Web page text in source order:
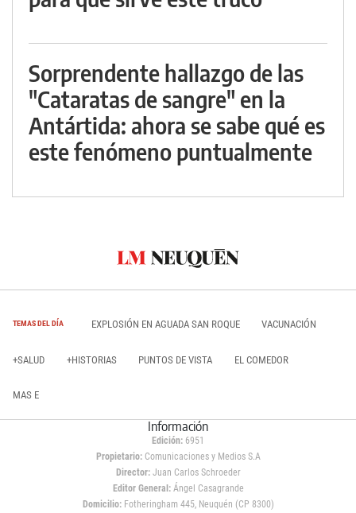
Sorprendente hallazgo de las
"Cataratas de sangre" en la
Antártida: ahora se sabe qué es
este fenómeno puntualmente
TEMAS DEL DÍA EXPLOSIÓN EN AGUADA SAN ROQUE VACUNACIÓN
+SALUD +HISTORIAS PUNTOS DE VISTA EL COMEDOR
MAS E
Información
Edición: 6951
Propietario:Comunicaciones y Medios S.A
Director: Juan Carlos Schroeder
Editor General:Ángel Casagrande
Domicilio:Fotheringham 445, Neuquén (CP 8300)